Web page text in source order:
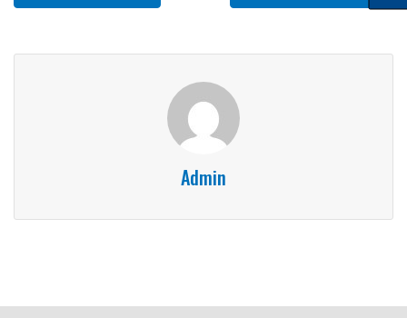
Admin